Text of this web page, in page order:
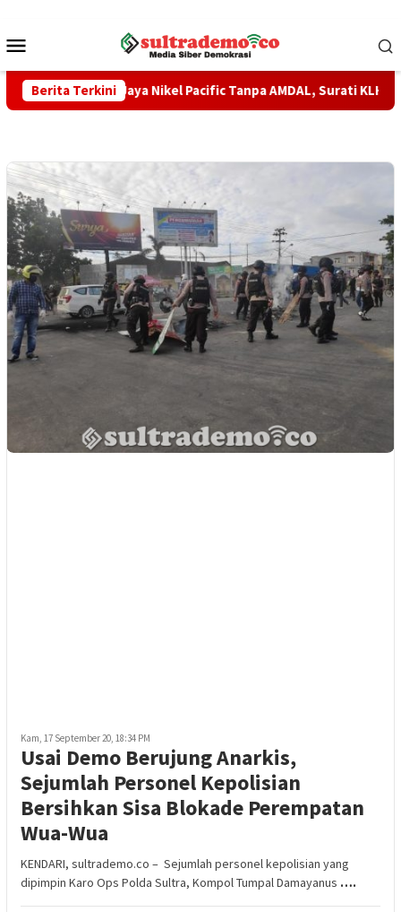
konten
Mobile
Berita Terkini
PT Jaya Nikel Pacific Tanpa AMDAL, Surati KLHK Minta
Kam, 17 September 20, 18:34 PM
Usai Demo Berujung Anarkis,
Sejumlah Personel Kepolisian
Bersihkan Sisa Blokade Perempatan
Wua-Wua
KENDARI, sultrademo.co – Sejumlah personel kepolisian yang
dipimpin Karo Ops Polda Sultra, Kompol Tumpal Damayanus ….